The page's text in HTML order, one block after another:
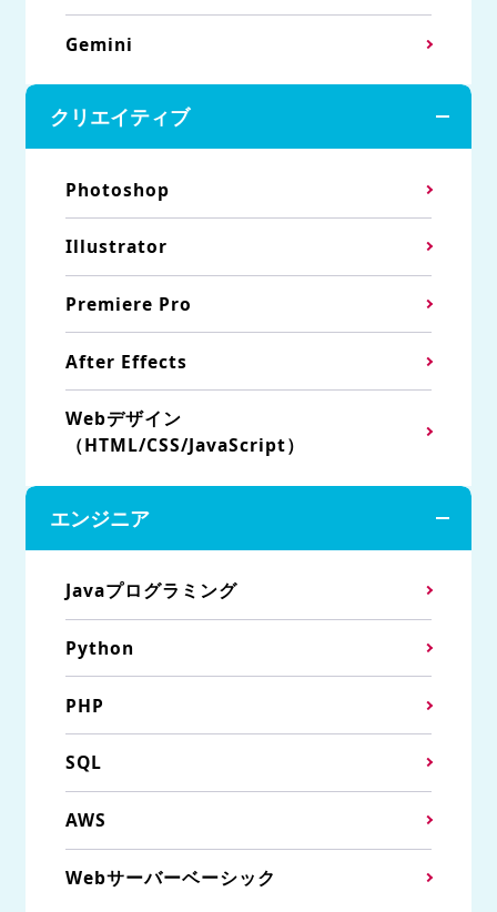
Gemini
クリエイティブ
Photoshop
Illustrator
Premiere Pro
After Effects
Webデザイン
（HTML/CSS/JavaScript）
エンジニア
Javaプログラミング
Python
PHP
SQL
AWS
Webサーバーベーシック